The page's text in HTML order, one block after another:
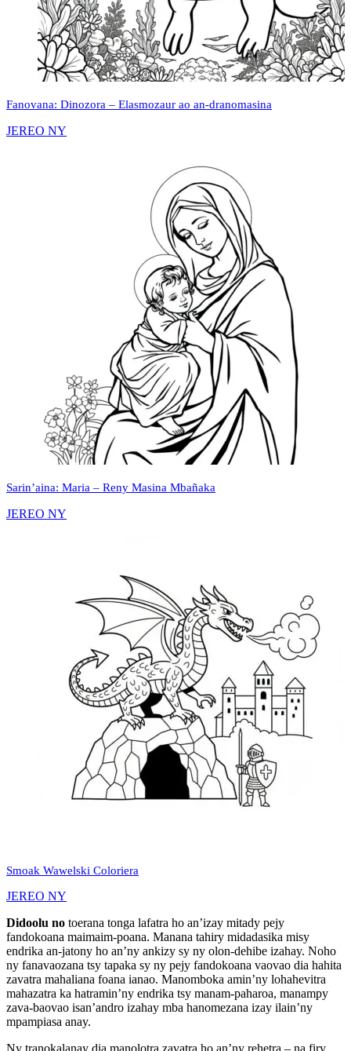
Fanovana: Dinozora – Elasmozaur ao an-dranomasina
JEREO NY
Sarin’aina: Maria – Reny Masina Mbañaka
JEREO NY
Smoak Wawelski Coloriera
JEREO NY
Didoolu no toerana tonga lafatra ho an’izay mitady pejy
fandokoana maimaim-poana. Manana tahiry midadasika misy
endrika an-jatony ho an’ny ankizy sy ny olon-dehibe izahay. Noho
ny fanavaozana tsy tapaka sy ny pejy fandokoana vaovao dia hahita
zavatra mahaliana foana ianao. Manomboka amin’ny lohahevitra
mahazatra ka hatramin’ny endrika tsy manam-paharoa, manampy
zava-baovao isan’andro izahay mba hanomezana izay ilain’ny
mpampiasa anay.